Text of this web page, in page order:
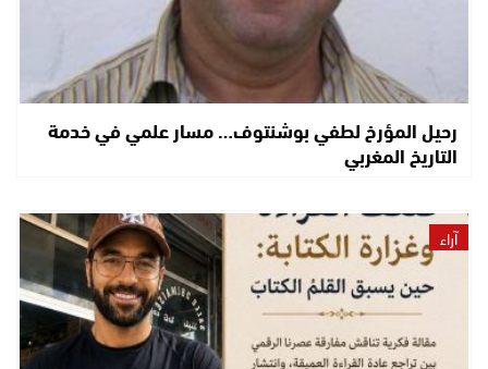
رحيل المؤرخ لطفي بوشنتوف… مسار علمي في خدمة
التاريخ المغربي
آراء